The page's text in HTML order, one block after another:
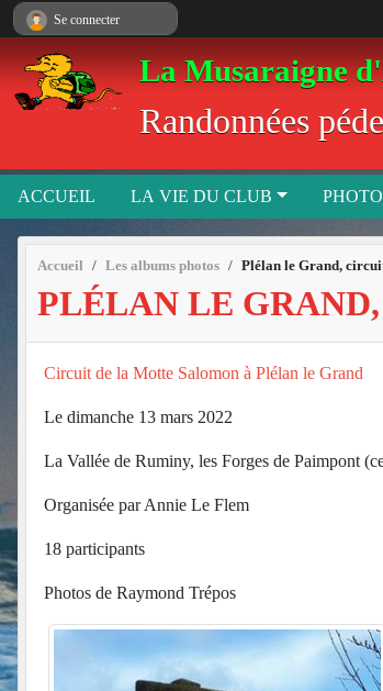
La Musaraigne
Randonnées
ACCUEIL LA VIE DU CLUB
Accueil Les albums photos Plélan le Grand,
PLÉLAN LE
Circuit de la Motte Salomon à Plélan le Grand
Le dimanche 13 mars 2022
La Vallée de Ruminy, les Forges de Paimpont
Organisée par Annie Le Flem
18 participants
Photos de Raymond Trépos
Se connecter
Panneau de gestion des cookies